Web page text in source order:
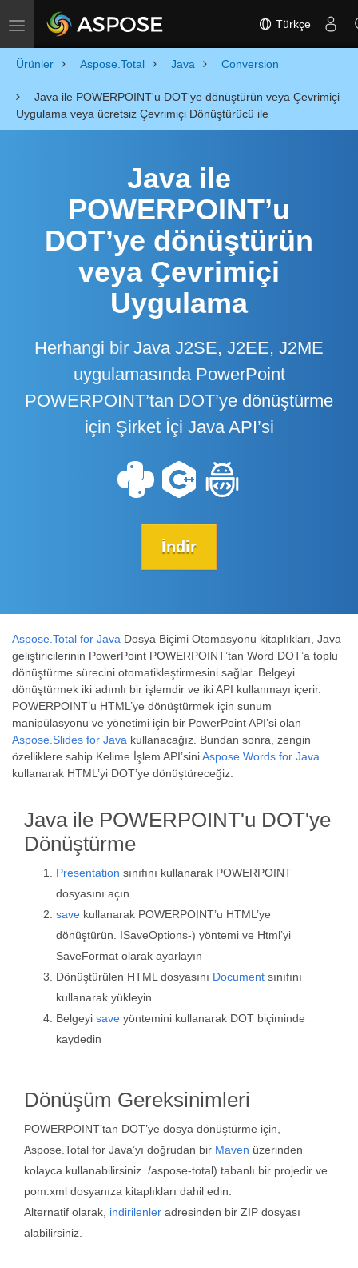
Toggle navigation Türkçe
Ürünler Aspose.Total Java Conversion
Java ile POWERPOINT'u DOT'ye dönüştürün veya Çevrimiçi
Uygulama veya ücretsiz Çevrimiçi Dönüştürücü ile
Java ile
POWERPOINT’u
DOT’ye dönüştürün
veya Çevrimiçi
Uygulama
Herhangi bir Java J2SE, J2EE, J2ME
uygulamasında PowerPoint
POWERPOINT’tan DOT’ye dönüştürme
için Şirket İçi Java API’si
İndir
Aspose.Total for Java Dosya Biçimi Otomasyonu kitaplıkları, Java
geliştiricilerinin PowerPoint POWERPOINT’tan Word DOT’a toplu
dönüştürme sürecini otomatikleştirmesini sağlar. Belgeyi
dönüştürmek iki adımlı bir işlemdir ve iki API kullanmayı içerir.
POWERPOINT’u HTML’ye dönüştürmek için sunum
manipülasyonu ve yönetimi için bir PowerPoint API’si olan
Aspose.Slides for Java kullanacağız. Bundan sonra, zengin
özelliklere sahip Kelime İşlem API’siniAspose.Words for Java
kullanarak HTML’yi DOT’ye dönüştüreceğiz.
Java ile POWERPOINT'u DOT'ye
Dönüştürme
Presentation sınıfını kullanarak POWERPOINT
dosyasını açın
save kullanarak POWERPOINT’u HTML’ye
dönüştürün. ISaveOptions-) yöntemi ve Html’yi
SaveFormat olarak ayarlayın
Dönüştürülen HTML dosyasını Document sınıfını
kullanarak yükleyin
Belgeyi save yöntemini kullanarak DOT biçiminde
kaydedin
Dönüşüm Gereksinimleri
POWERPOINT’tan DOT’ye dosya dönüştürme için,
Aspose.Total for Java’yı doğrudan bir Maven üzerinden
kolayca kullanabilirsiniz. /aspose-total) tabanlı bir projedir ve
pom.xml dosyanıza kitaplıkları dahil edin.
Alternatif olarak, indirilenler adresinden bir ZIP dosyası
alabilirsiniz.